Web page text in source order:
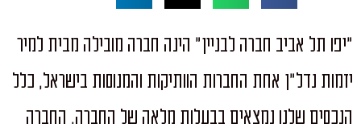
"יפו תל אביב חברה לבניין" הינה חברה מובילה מבית למיר
יזמות נדל"ן אחת החברות הוותיקות והמנוסות בישראל, כלל
הנכסים שלנו נמצאים בבעלות מלאה של החברה. החברה